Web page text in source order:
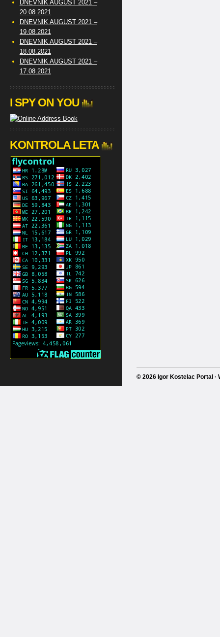
DNEVNIK AUGUST 2021 –
20.08.2021
DNEVNIK AUGUST 2021 –
19.08.2021
DNEVNIK AUGUST 2021 –
18.08.2021
DNEVNIK AUGUST 2021 –
17.08.2021
I SPY ON YOU
KONTROLA LETA
© 2026 Igor Kostelac Portal